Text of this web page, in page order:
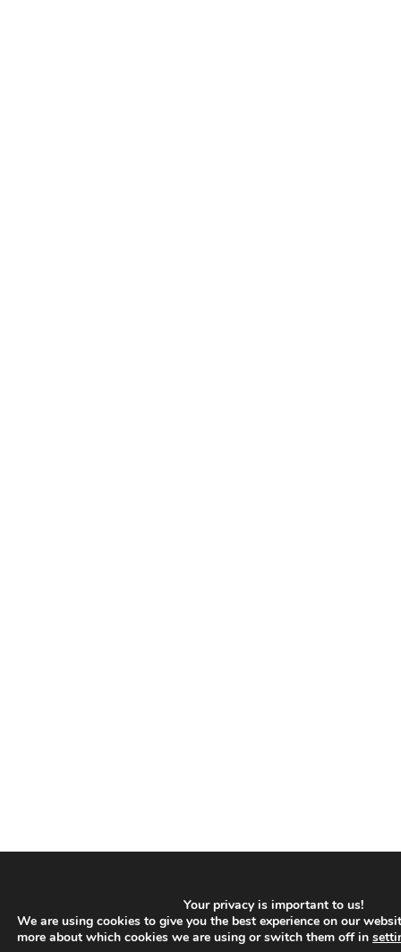
Your privacy is important to us!
We are using cookies to give you the best experience on our
more about which cookies we are using or switch them off in